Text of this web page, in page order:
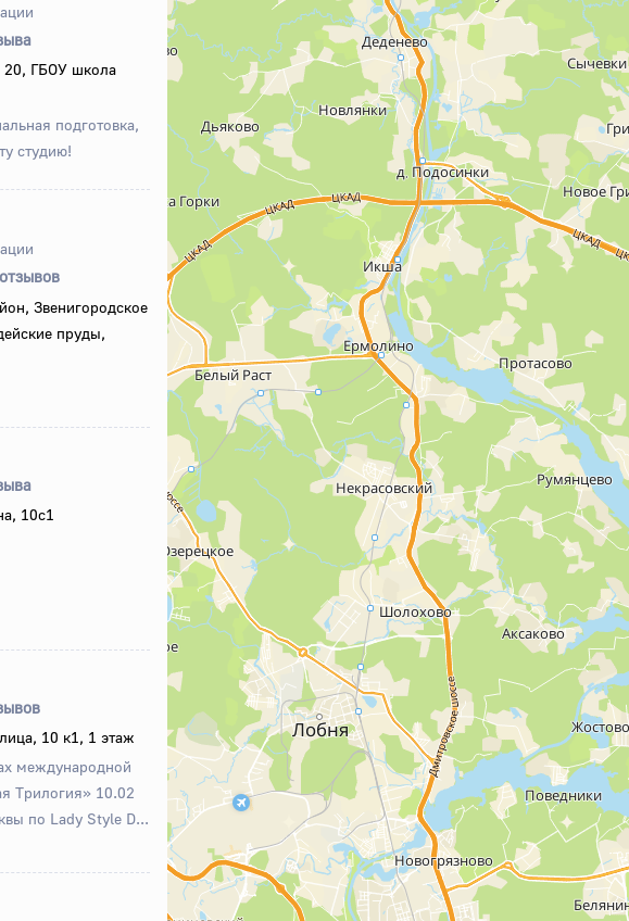
20, ГБОУ школа
подготовка,
студию!
Звенигородское
пруды,
10с1
10 к1, 1 этаж
международной
Трилогия» 10.02
по Lady Style D...